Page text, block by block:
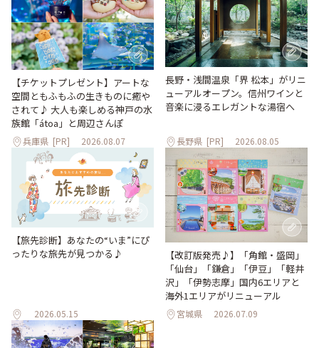
【チケットプレゼント】アートな
空間ともふもふの生きものに癒や
されて♪ 大人も楽しめる神戸の水
族館「átoa」と周辺さんぽ
兵庫県 [PR] 2026.08.07
長野・浅間温泉「界 松本」がリニ
ューアルオープン。信州ワインと
音楽に浸るエレガントな湯宿へ
長野県 [PR] 2026.08.05
【旅先診断】あなたの“いま”にぴ
ったりな旅先が見つかる♪
2026.05.15
【改訂版発売♪】「角館・盛岡」
「仙台」「鎌倉」「伊豆」「軽井
沢」「伊勢志摩」国内6エリアと
海外1エリアがリニューアル
宮城県 2026.07.09